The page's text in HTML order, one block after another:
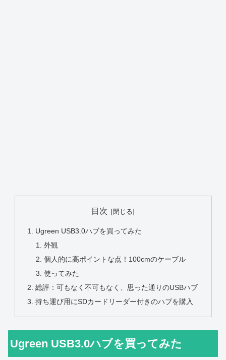
目次
Ugreen USB3.0ハブを買ってみた
外観
個人的に高ポイントな点！100cmのケーブル
使ってみた
総評：可もなく不可もなく、思った通りのUSBハブ
持ち運び用にSDカードリーダー付きのハブを購入
Ugreen USB3.0ハブを買ってみた